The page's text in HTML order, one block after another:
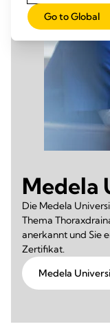
Medela
Die Medela
Thema
anerkannt und Sie
Zertifikat.
Medela
Go to Global